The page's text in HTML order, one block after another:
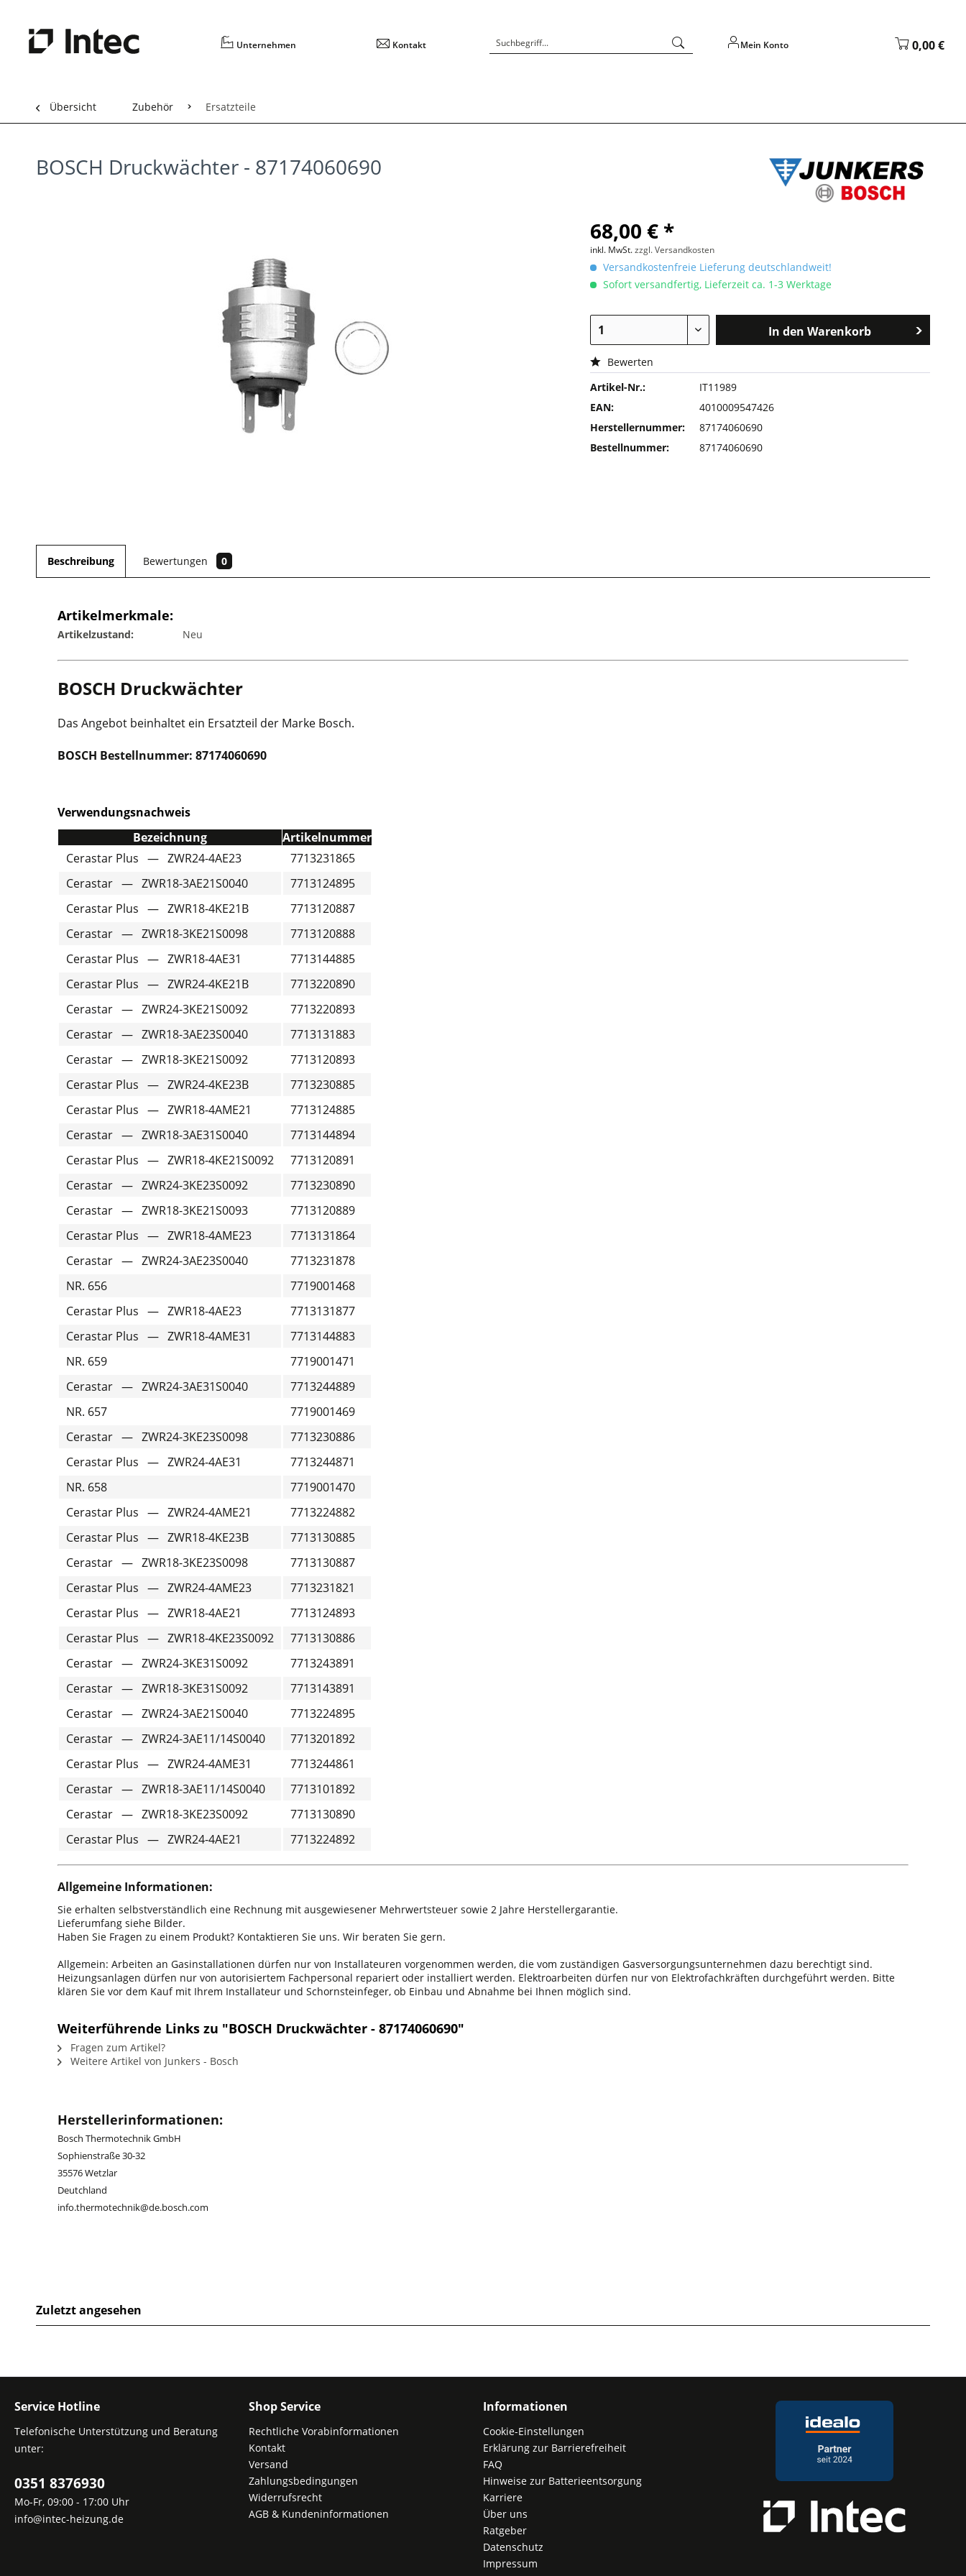
Unternehmen Kontakt Mein Konto 0,00 €
Übersicht Zubehör Ersatzteile
BOSCH Druckwächter - 87174060690
68,00 € *
inkl. MwSt.zzgl. Versandkosten
Versandkostenfreie Lieferung deutschlandweit!
Sofort versandfertig, Lieferzeit ca. 1-3 Werktage
In den Warenkorb
Bewerten
Artikel-Nr.:
IT11989
EAN:
4010009547426
Herstellernummer:
87174060690
Bestellnummer:
87174060690
Beschreibung Bewertungen 0
Artikelmerkmale:
Artikelzustand: Neu
BOSCH Druckwächter
Das Angebot beinhaltet ein Ersatzteil der Marke Bosch.
BOSCH Bestellnummer: 87174060690
Verwendungsnachweis
Bezeichnung
Artikelnummer
Cerastar Plus — ZWR24-4AE23
7713231865
Cerastar — ZWR18-3AE21S0040
7713124895
Cerastar Plus — ZWR18-4KE21B
7713120887
Cerastar — ZWR18-3KE21S0098
7713120888
Cerastar Plus — ZWR18-4AE31
7713144885
Cerastar Plus — ZWR24-4KE21B
7713220890
Cerastar — ZWR24-3KE21S0092
7713220893
Cerastar — ZWR18-3AE23S0040
7713131883
Cerastar — ZWR18-3KE21S0092
7713120893
Cerastar Plus — ZWR24-4KE23B
7713230885
Cerastar Plus — ZWR18-4AME21
7713124885
Cerastar — ZWR18-3AE31S0040
7713144894
Cerastar Plus — ZWR18-4KE21S0092
7713120891
Cerastar — ZWR24-3KE23S0092
7713230890
Cerastar — ZWR18-3KE21S0093
7713120889
Cerastar Plus — ZWR18-4AME23
7713131864
Cerastar — ZWR24-3AE23S0040
7713231878
NR. 656
7719001468
Cerastar Plus — ZWR18-4AE23
7713131877
Cerastar Plus — ZWR18-4AME31
7713144883
NR. 659
7719001471
Cerastar — ZWR24-3AE31S0040
7713244889
NR. 657
7719001469
Cerastar — ZWR24-3KE23S0098
7713230886
Cerastar Plus — ZWR24-4AE31
7713244871
NR. 658
7719001470
Cerastar Plus — ZWR24-4AME21
7713224882
Cerastar Plus — ZWR18-4KE23B
7713130885
Cerastar — ZWR18-3KE23S0098
7713130887
Cerastar Plus — ZWR24-4AME23
7713231821
Cerastar Plus — ZWR18-4AE21
7713124893
Cerastar Plus — ZWR18-4KE23S0092
7713130886
Cerastar — ZWR24-3KE31S0092
7713243891
Cerastar — ZWR18-3KE31S0092
7713143891
Cerastar — ZWR24-3AE21S0040
7713224895
Cerastar — ZWR24-3AE11/14S0040
7713201892
Cerastar Plus — ZWR24-4AME31
7713244861
Cerastar — ZWR18-3AE11/14S0040
7713101892
Cerastar — ZWR18-3KE23S0092
7713130890
Cerastar Plus — ZWR24-4AE21
7713224892
Allgemeine Informationen:
Sie erhalten selbstverständlich eine Rechnung mit ausgewiesener Mehrwertsteuer sowie 2 Jahre Herstellergarantie.
Lieferumfang siehe Bilder.
Haben Sie Fragen zu einem Produkt? Kontaktieren Sie uns. Wir beraten Sie gern.
Allgemein: Arbeiten an Gasinstallationen dürfen nur von Installateuren vorgenommen werden, die vom zuständigen Gasversorgungsunternehmen dazu berechtigt sind.
Heizungsanlagen dürfen nur von autorisiertem Fachpersonal repariert oder installiert werden. Elektroarbeiten dürfen nur von Elektrofachkräften durchgeführt werden. Bitte
klären Sie vor dem Kauf mit Ihrem Installateur und Schornsteinfeger, ob Einbau und Abnahme bei Ihnen möglich sind.
Weiterführende Links zu "BOSCH Druckwächter - 87174060690"
Fragen zum Artikel?
Weitere Artikel von Junkers - Bosch
Herstellerinformationen:
Bosch Thermotechnik GmbH
Sophienstraße 30-32
35576 Wetzlar
Deutchland
info.thermotechnik@de.bosch.com
Zuletzt angesehen
Service Hotline
Telefonische Unterstützung und Beratung
unter:
0351 8376930
Mo-Fr, 09:00 - 17:00 Uhr
info@intec-heizung.de
Shop Service
Rechtliche Vorabinformationen
Kontakt
Versand
Zahlungsbedingungen
Widerrufsrecht
AGB & Kundeninformationen
Informationen
Cookie-Einstellungen
Erklärung zur Barrierefreiheit
FAQ
Hinweise zur Batterieentsorgung
Karriere
Über uns
Ratgeber
Datenschutz
Impressum